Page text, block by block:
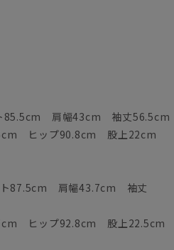
85.5cm 肩幅43cm 袖丈56.5cm
ヒップ90.8cm 股上22cm
ト87.5cm 肩幅43.7cm 袖丈
ヒップ92.8cm 股上22.5cm